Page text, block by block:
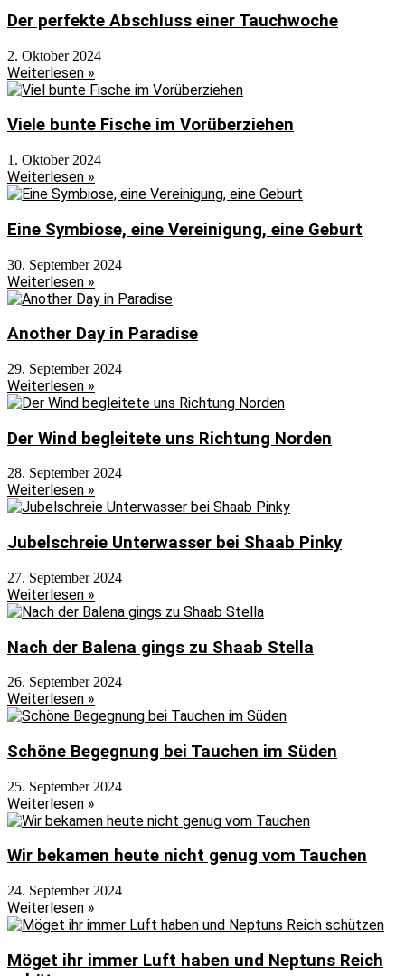
Der perfekte Abschluss einer Tauchwoche
2. Oktober 2024
Weiterlesen »
Viele bunte Fische im Vorüberziehen
1. Oktober 2024
Weiterlesen »
Eine Symbiose, eine Vereinigung, eine Geburt
30. September 2024
Weiterlesen »
Another Day in Paradise
29. September 2024
Weiterlesen »
Der Wind begleitete uns Richtung Norden
28. September 2024
Weiterlesen »
Jubelschreie Unterwasser bei Shaab Pinky
27. September 2024
Weiterlesen »
Nach der Balena gings zu Shaab Stella
26. September 2024
Weiterlesen »
Schöne Begegnung bei Tauchen im Süden
25. September 2024
Weiterlesen »
Wir bekamen heute nicht genug vom Tauchen
24. September 2024
Weiterlesen »
Möget ihr immer Luft haben und Neptuns Reich